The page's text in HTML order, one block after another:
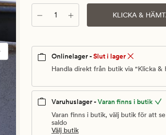
Antal KLICKA &
Onlinelager -Slut i lager
Handla direkt från butik via "Klicka &
Varuhuslager -Varan finns i butik
Varan finns i butik, välj butik för att
saldo
Välj butik